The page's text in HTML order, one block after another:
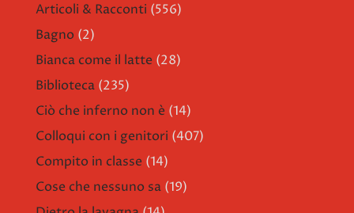
Articoli & Racconti (556)
Bagno (2)
Bianca come il latte (28)
Biblioteca (235)
Ciò che inferno non è (14)
Colloqui con i genitori (407)
Compito in classe (14)
Cose che nessuno sa (19)